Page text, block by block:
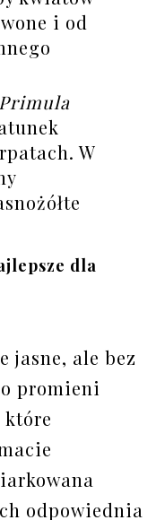
i od
Primula
W
dla
jasne, ale bez
promieni
które
odpowiednia